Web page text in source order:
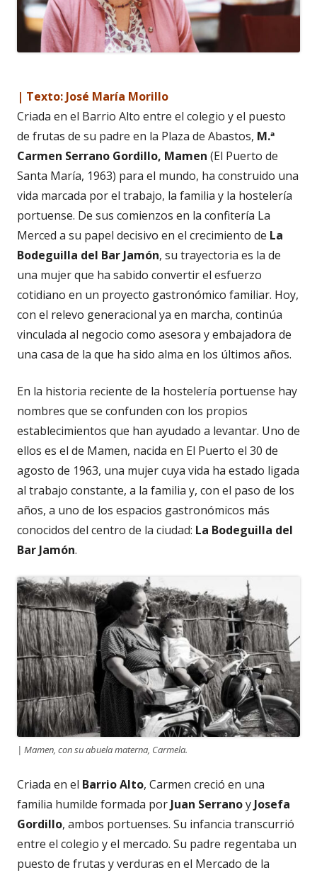
| Texto: José María Morillo
Criada en el Barrio Alto entre el colegio y el puesto
de frutas de su padre en la Plaza de Abastos, M.ª
Carmen Serrano Gordillo, Mamen (El Puerto de
Santa María, 1963) para el mundo, ha construido una
vida marcada por el trabajo, la familia y la hostelería
portuense. De sus comienzos en la confitería La
Merced a su papel decisivo en el crecimiento de La
Bodeguilla del Bar Jamón, su trayectoria es la de
una mujer que ha sabido convertir el esfuerzo
cotidiano en un proyecto gastronómico familiar. Hoy,
con el relevo generacional ya en marcha, continúa
vinculada al negocio como asesora y embajadora de
una casa de la que ha sido alma en los últimos años.
En la historia reciente de la hostelería portuense hay
nombres que se confunden con los propios
establecimientos que han ayudado a levantar. Uno de
ellos es el de Mamen, nacida en El Puerto el 30 de
agosto de 1963, una mujer cuya vida ha estado ligada
al trabajo constante, a la familia y, con el paso de los
años, a uno de los espacios gastronómicos más
conocidos del centro de la ciudad: La Bodeguilla del
Bar Jamón.
| Mamen, con su abuela materna, Carmela.
Criada en el Barrio Alto, Carmen creció en una
familia humilde formada por Juan Serranoy Josefa
Gordillo, ambos portuenses. Su infancia transcurrió
entre el colegio y el mercado. Su padre regentaba un
puesto de frutas y verduras en el Mercado de la